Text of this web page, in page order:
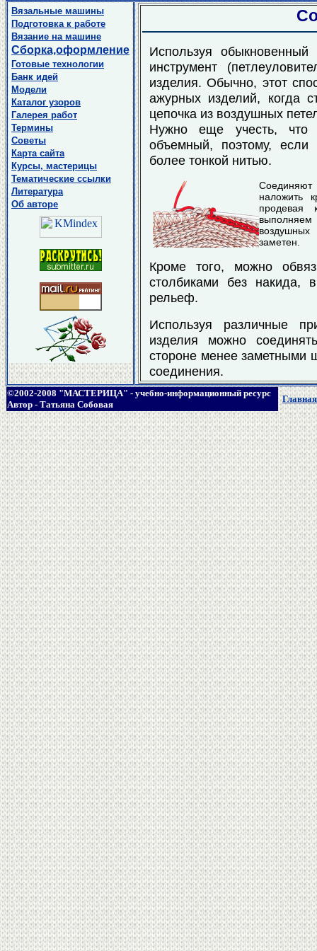
Вязальные машины
Подготовка к работе
Вязание на машине
Сборка,оформление
Готовые технологии
Банк идей
Модели
Каталог узоров
Галерея работ
Термины
Советы
Карта сайта
Курсы, мастерицы
Тематические ссылки
Литература
Об авторе
Используя
инструмент
изделия. Обычно, этот
ажурных изделий, когда
цепочка из воздушных
Нужно еще учесть, что
объемный, поэтому, если
более тонкой нитью.
Соединяют
наложить
продевая
заметен.
Кроме того, можно
столбиками без накида,
рельеф.
Используя различные
изделия можно
стороне менее заметными
соединения.
©2002-2008 "МАСТЕРИЦА" - учебно-информационный ресурс
Автор - Татьяна Собовая